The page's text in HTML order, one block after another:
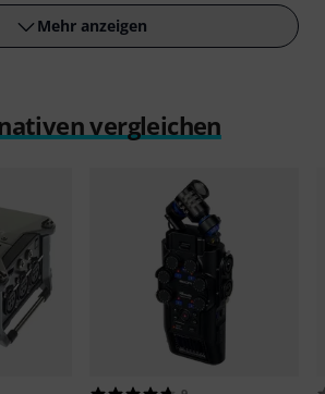
Mehr anzeigen
vergleichen